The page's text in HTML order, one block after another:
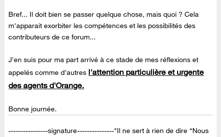
Bref... Il doit bien se passer quelque chose, mais quoi ? Cela
m'apparait exorbiter les compétences et les possibilités des
contributeurs de ce forum...
J'en suis pour ma part arrivé à ce stade de mes réflexions et
appelés comme d'autres l'attention particulière et urgente
des agents d'Orange.
Bonne journée.
----------------signature---------------"Il ne sert à rien de dire “Nous